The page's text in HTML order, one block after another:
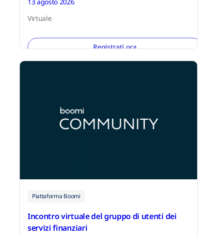
13 agosto 2026
Virtuale
Registrati ora
Piattaforma Boomi
Incontro virtuale del gruppo di utenti dei
servizi finanziari